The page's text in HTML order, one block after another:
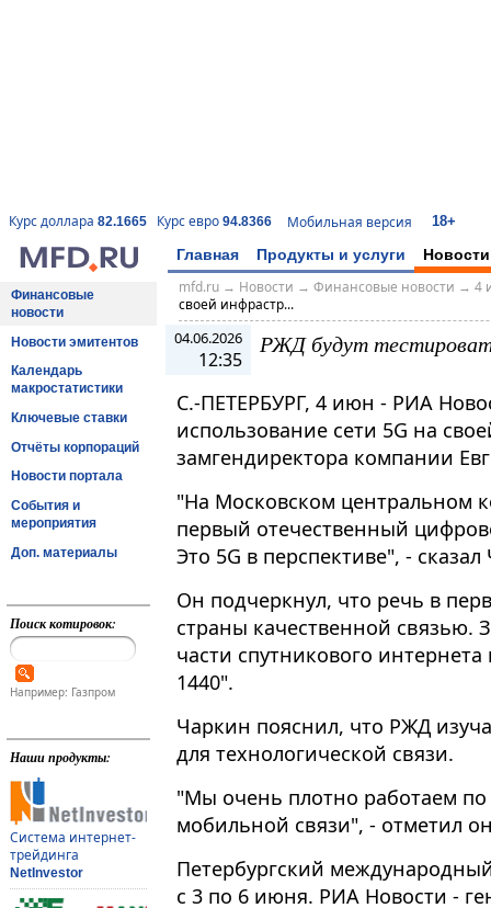
Курс доллара 82.1665 Курс евро 94.8366 Мобильная версия 18+
Главная Продукты и услуги Новости
Финансовые
новости
Новости эмитентов
Календарь
макростатистики
Ключевые ставки
Отчёты корпораций
Новости портала
События и
мероприятия
Доп. материалы
Поиск котировок:
Например: Газпром
Наши продукты:
Система интернет-
трейдинга
NetInvestor
mfd.ru→ Новости → Финансовые новости → 4
своей инфрастр...
04.06.2026
12:35
РЖД будут
С.-ПЕТЕРБУРГ, 4 июн - РИА
использование сети 5G на
замгендиректора компании
"На Московском центральном
первый отечественный
Это 5G в перспективе", -
Он подчеркнул, что речь в
страны качественной связью.
части спутникового
1440".
Чаркин пояснил, что РЖД
для технологической связи.
"Мы очень плотно работаем по
мобильной связи", - отметил
Петербургский
с 3 по 6 июня. РИА Новости -